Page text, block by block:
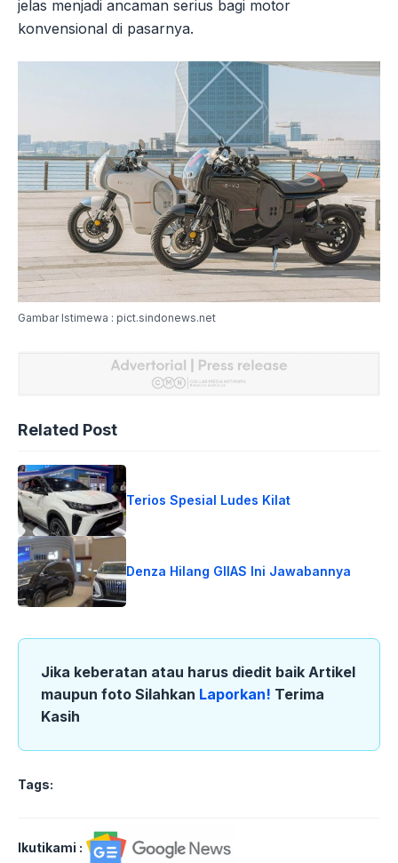
jelas menjadi ancaman serius bagi motor
konvensional di pasarnya.
Gambar Istimewa : pict.sindonews.net
Related Post
Terios Spesial Ludes Kilat
Denza Hilang GIIAS Ini Jawabannya
Jika keberatan atau harus diedit baik Artikel
maupun foto Silahkan Laporkan! Terima
Kasih
Tags:
Ikutikami :